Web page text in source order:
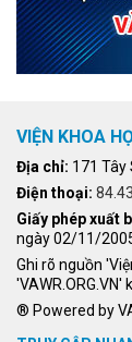
VIỆN KHOA
Địa chỉ: 171 Tây
Điện thoại:
Giấy phép xuất
ngày 02/11/
Ghi rõ nguồn
® Powered by